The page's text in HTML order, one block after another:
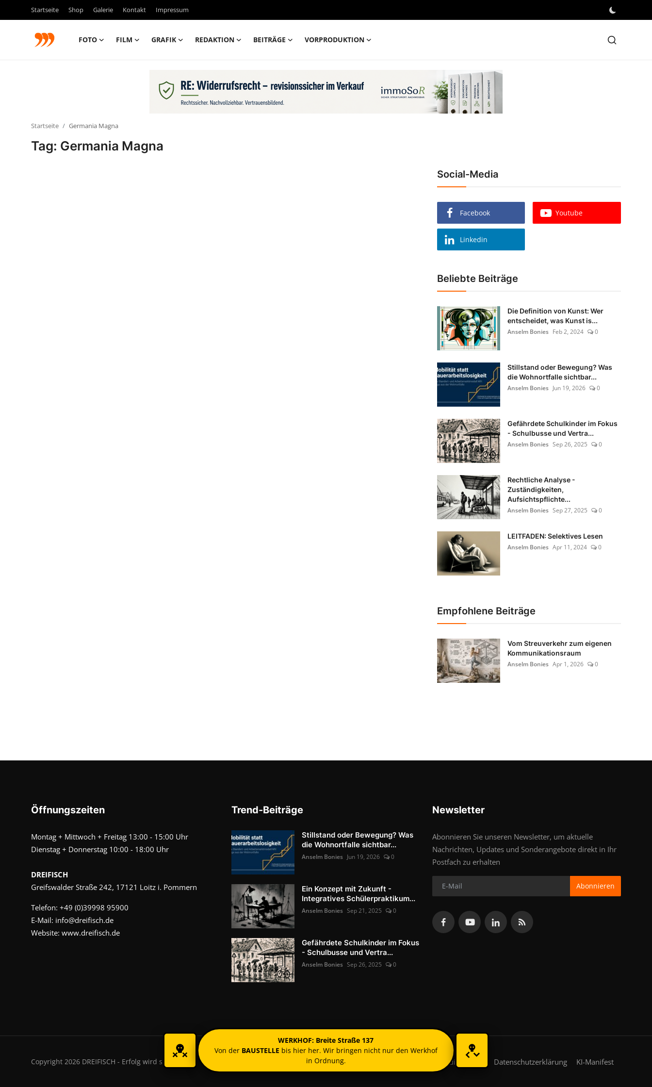
Startseite Shop Galerie Kontakt Impressum
FOTO FILM GRAFIK REDAKTION BEITRÄGE VORPRODUKTION
Startseite Germania Magna
Tag: Germania Magna
Social-Media
Facebook Youtube
Linkedin
Beliebte Beiträge
Die Definition von Kunst: Wer
entscheidet, was Kunst is...
Anselm Bonies Feb 2, 2024 0
Stillstand oder Bewegung? Was
die Wohnortfalle sichtbar...
Anselm Bonies Jun 19, 2026 0
Gefährdete Schulkinder im Fokus
- Schulbusse und Vertra...
Anselm Bonies Sep 26, 2025 0
Rechtliche Analyse -
Zuständigkeiten,
Aufsichtspflichte...
Anselm Bonies Sep 27, 2025 0
LEITFADEN: Selektives Lesen
Anselm Bonies Apr 11, 2024 0
Empfohlene Beiträge
Vom Streuverkehr zum eigenen
Kommunikationsraum
Anselm Bonies Apr 1, 2026 0
Öffnungszeiten
Montag + Mittwoch + Freitag 13:00 - 15:00 Uhr
Dienstag + Donnerstag 10:00 - 18:00 Uhr
DREIFISCH
Greifswalder Straße 242, 17121 Loitz i. Pommern
Telefon: +49 (0)39998 95900
E-Mail: info@dreifisch.de
Website: www.dreifisch.de
Trend-Beiträge
Stillstand oder Bewegung? Was
die Wohnortfalle sichtbar...
Anselm Bonies Jun 19, 2026 0
Ein Konzept mit Zukunft -
Integratives Schülerpraktikum...
Anselm Bonies Sep 21, 2025 0
Gefährdete Schulkinder im Fokus
- Schulbusse und Vertra...
Anselm Bonies Sep 26, 2025 0
Newsletter
Abonnieren Sie unseren Newsletter, um aktuelle
Nachrichten, Updates und Sonderangebote direkt in Ihr
Postfach zu erhalten
Abonnieren
Copyright 2026 DREIFISCH - Erfolg wird sichtbar. Nutzungsbedingungen Datenschutzerklärung KI-Manifest
WERKHOF: Breite Straße 137
Von der BAUSTELLE bis hier her. Wir bringen nicht nur den Werkhof
in Ordnung.